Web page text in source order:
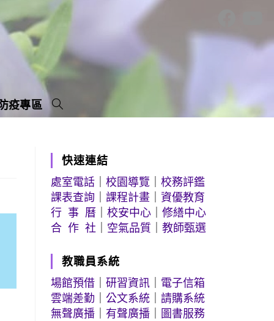
疫專區
快速連結
處室電話 ｜校園導覽 ｜校務評鑑
課表查詢 ｜課程計畫 ｜資優教育
行 事 曆 ｜校安中心 ｜修繕中心
合 作 社
空氣品質 ｜教師甄選
教職員系統
場館預借 ｜研習資訊
電子信箱
雲端差勤 ｜公文系統 ｜請購系統
無聲廣播
有聲廣播 圖書服務